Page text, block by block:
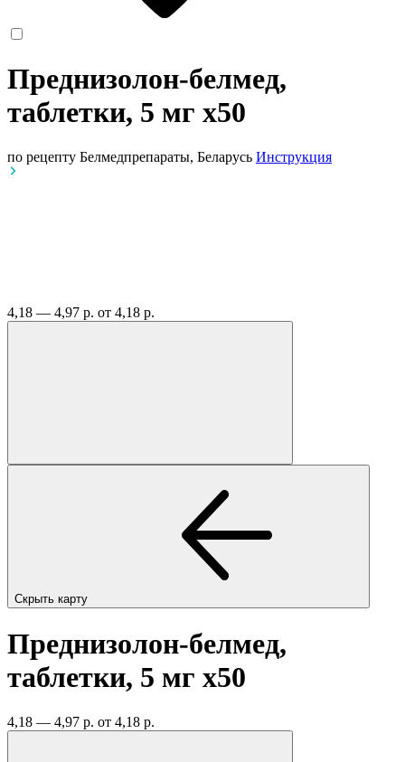
Преднизолон-белмед,
таблетки, 5 мг x50
по рецепту Белмедпрепараты, Беларусь Инструкция
4,18 — 4,97 р. от 4,18 р.
Скрыть карту
Преднизолон-белмед,
таблетки, 5 мг x50
4,18 — 4,97 р. от 4,18 р.